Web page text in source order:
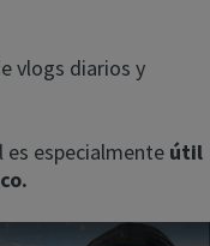
vlogs diarios y
es especialmente útil